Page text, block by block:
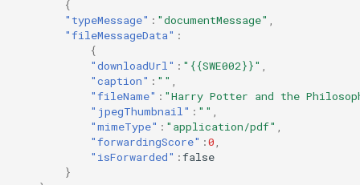
{
"typeMessage" : "documentMessage" ,
"fileMessageData" :
{
"downloadUrl" : "{{SWE002}}" ,
"caption" : "" ,
"fileName" : "Harry Potter and the
"jpegThumbnail" : "" ,
"mimeType" : "application/pdf" ,
"forwardingScore" :0,
"isForwarded" :false
}